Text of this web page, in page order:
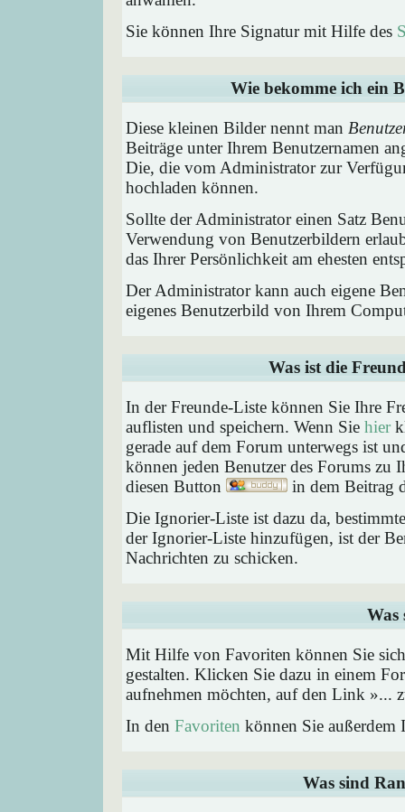
Sie können Ihre Signatur mit Hilfe des
Wie bekomme ich ein
Diese kleinen Bilder nennt man
Beiträge unter Ihrem Benutzernamen
Die, die vom Administrator zur
hochladen können.
Sollte der Administrator einen Satz
Verwendung von Benutzerbildern
das Ihrer Persönlichkeit am ehesten
Der Administrator kann auch eigene
eigenes Benutzerbild von Ihrem
Was ist die
In der Freunde-Liste können Sie Ihre
auflisten und speichern. Wenn Sie hier
gerade auf dem Forum unterwegs ist
können jeden Benutzer des Forums zu
diesen Button
in dem Beitrag
Die Ignorier-Liste ist dazu da,
der Ignorier-Liste hinzufügen, ist der
Nachrichten zu schicken.
Was
Mit Hilfe von Favoriten können Sie
gestalten. Klicken Sie dazu in einem
aufnehmen möchten, auf den Link »...
In den Favoriten können Sie
Was sind